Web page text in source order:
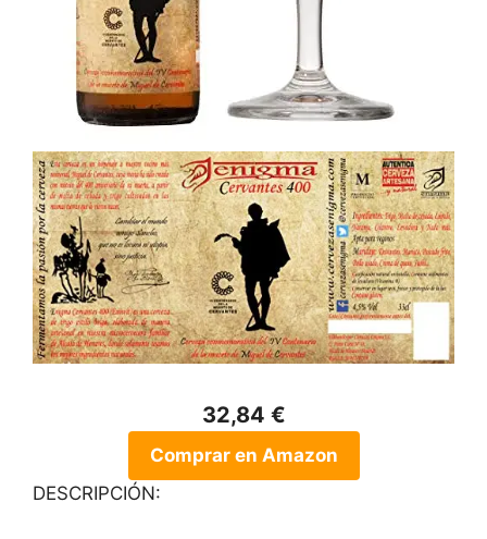
32,84 €
Comprar en Amazon
DESCRIPCIÓN: